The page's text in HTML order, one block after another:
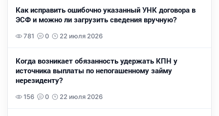
Как исправить ошибочно указанный УНК договора в
ЭСФ и можно ли загрузить сведения вручную?
781 0 22 июля 2026
Когда возникает обязанность удержать КПН у
источника выплаты по непогашенному займу
нерезиденту?
156 0 22 июля 2026